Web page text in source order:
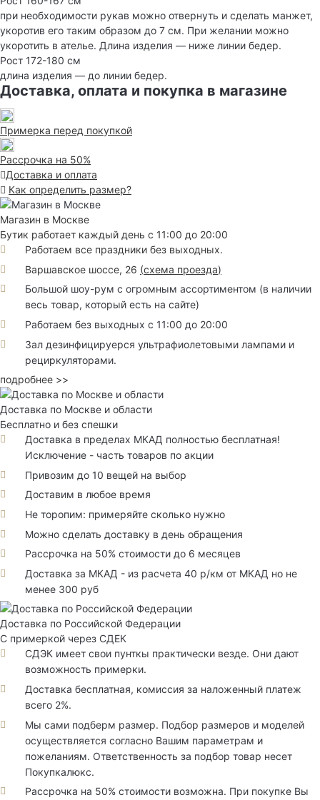
при необходимости рукав можно отвернуть и сделать манжет,
укоротив его таким образом до 7 см. При желании можно
укоротить в ателье. Длина изделия — ниже линии бедер.
Рост 172-180 см
длина изделия — до линии бедер.
Доставка, оплата и покупка в магазине
Примерка перед покупкой
Рассрочка на 50%
Доставка и оплата
Как определить размер?
Магазин в Москве
Бутик работает каждый день с 11:00 до 20:00
Работаем все праздники без выходных.
Варшавское шоссе, 26 (схема проезда)
Большой шоу-рум с огромным ассортиментом (в наличии
весь товар, который есть на сайте)
Работаем без выходных с 11:00 до 20:00
Зал дезинфицируерся ультрафиолетовыми лампами и
рециркуляторами.
подробнее >>
Доставка по Москве и области
Бесплатно и без спешки
Доставка в пределах МКАД полностью бесплатная!
Исключение - часть товаров по акции
Привозим до 10 вещей на выбор
Доставим в любое время
Не торопим: примеряйте сколько нужно
Можно сделать доставку в день обращения
Рассрочка на 50% стоимости до 6 месяцев
Доставка за МКАД - из расчета 40 р/км от МКАД но не
менее 300 руб
Доставка по Российской Федерации
С примеркой через СДЕК
СДЭК имеет свои пунткы практически везде. Они дают
возможность примерки.
Доставка бесплатная, комиссия за наложенный платеж
всего 2%.
Мы сами подберм размер. Подбор размеров и моделей
осуществляется согласно Вашим параметрам и
пожеланиям. Ответственность за подбор товар несет
Покупкалюкс.
Рассрочка на 50% стоимости возможна. При покупке Вы